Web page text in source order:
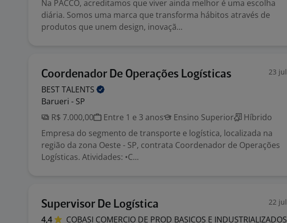
Na PACCO, acreditamos que viver ainda melhor é uma escolha
diária. Somos uma marca que transforma hábitos através de
produtos que unem design, inovaçã...
Coordenador De Operações Logísticas 23 jul
BESTTALENTS
Barueri - SP
R$ 7.000,00
Entre 1 e 3 anos Ensino Superior
Híbrido
Empresa do segmento de transporte e logística, localizada na
região da zona Oeste - SP, contrata Coordenador de Operações
Logísticas. Atividades: •C...
Supervisor De Logística 22 jul
4,4
COBASI COMERCIO DE PROD BASICOS E INDUSTRIALIZADOS